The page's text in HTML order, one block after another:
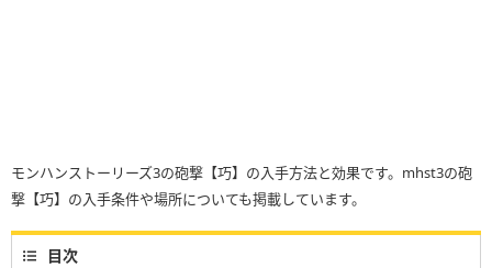
モンハンストーリーズ3の砲撃【巧】の入手方法と効果です。mhst3の砲
撃【巧】の入手条件や場所についても掲載しています。
目次